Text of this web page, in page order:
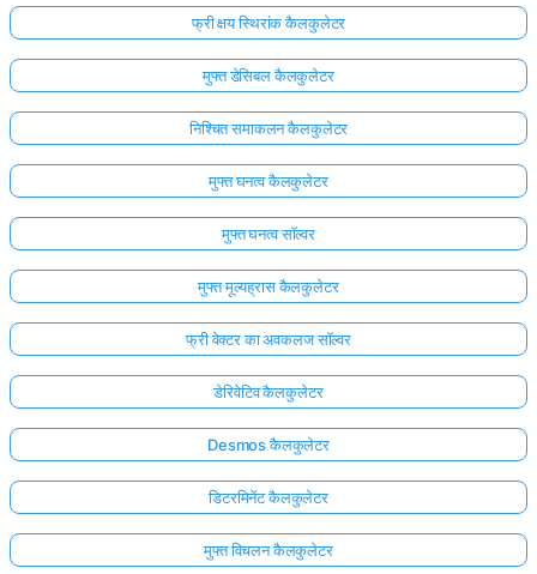
फ्री क्षय स्थिरांक कैलकुलेटर
मुफ्त डेसिबल कैलकुलेटर
निश्चित समाकलन कैलकुलेटर
मुफ्त घनत्व कैलकुलेटर
मुफ्त घनत्व सॉल्वर
मुफ्त मूल्यह्रास कैलकुलेटर
फ्री वेक्टर का अवकलज सॉल्वर
डेरिवेटिव कैलकुलेटर
Desmos कैलकुलेटर
डिटरमिनेंट कैलकुलेटर
मुफ्त विचलन कैलकुलेटर